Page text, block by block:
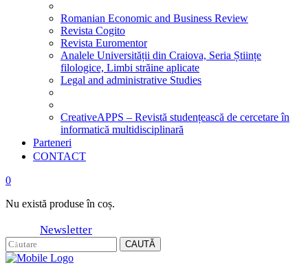
Romanian Economic and Business Review
Revista Cogito
Revista Euromentor
Analele Universității din Craiova, Seria Științe
filologice, Limbi străine aplicate
Legal and administrative Studies
CreativeAPPS – Revistă studențească de cercetare în
informatică multidisciplinară
Parteneri
CONTACT
0
Nu există produse în coș.
Newsletter
CAUTĂ